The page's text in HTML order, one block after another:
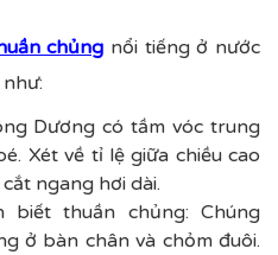
chủng nổi tiếng ở nước
Dương có tầm vóc trung
Xét về tỉ lệ giữa chiều cao
ngang hơi dài.
biết thuần chủng: Chúng
ở bàn chân và chỏm đuôi.